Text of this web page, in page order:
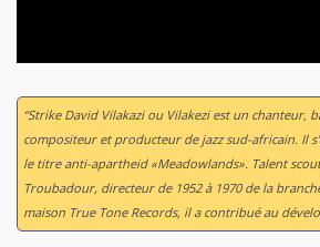
“Strike David Vilakazi ou Vilakezi est un chanteur,
compositeur et producteur de jazz sud-africain. Il
le titre anti-apartheid «Meadowlands». Talent
Troubadour, directeur de 1952 à 1970 de la
maison True Tone Records, il a contribué au